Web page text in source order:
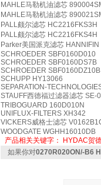
MAHLE马勒机油滤芯
MAHLE马勒机油滤芯
PALL颇尔滤芯 HC2216FKS3H
PALL颇尔滤芯 HC2216FKS4H
Parker美国派克滤芯 HANNIFIN
SCHROEDER SBF0160D010
SCHROEDER SBF0160DS7B
SCHROEDER SBF0160DZ10B
SCHUPP HY13066
SEPARATION-
STAUFF西德福过滤器滤芯 SE-
TRIBOGUARD 160D010N
UNIFLUX-FILTERS XH342
VICKERS威格士滤芯
WOODGATE WGHH16010DB
产品相关关键字：
HYDAC贺
如果你对0270R020ON/-B6